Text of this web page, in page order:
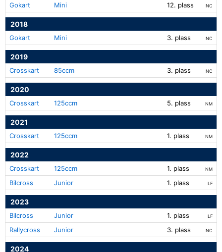
Gokart Mini 12. plass NC
2018
Gokart Mini 3. plass NC
2019
Crosskart 85ccm 3. plass NC
2020
Crosskart 125ccm 5. plass NM
2021
Crosskart 125ccm 1. plass NM
2022
Crosskart 125ccm 1. plass NM
Bilcross Junior 1. plass LF
2023
Bilcross Junior 1. plass LF
Rallycross Junior 3. plass NC
2024